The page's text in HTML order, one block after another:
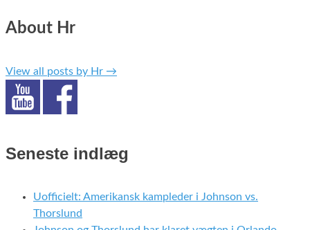
About Hr
View all posts by Hr →
Seneste indlæg
Uofficielt: Amerikansk kampleder i Johnson vs.
Thorslund